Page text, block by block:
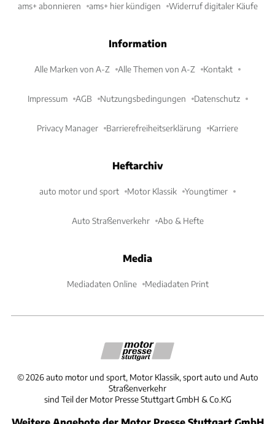
ams+ abonnieren ams+ hier kündigen Widerruf digitaler Käufe
Information
Alle Marken von A-Z Alle Themen von A-Z Kontakt
Impressum AGB Nutzungsbedingungen Datenschutz
Privacy Manager Barrierefreiheitserklärung Karriere
Heftarchiv
auto motor und sport Motor Klassik Youngtimer
Auto Straßenverkehr Abo & Hefte
Media
Mediadaten Online Mediadaten Print
©2026 auto motor und sport, Motor Klassik, sport auto und Auto
Straßenverkehr
sind Teil der Motor Presse Stuttgart GmbH & Co.KG
Weitere Angebote der Motor Presse Stuttgart GmbH